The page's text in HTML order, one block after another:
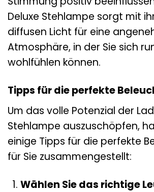
Deluxe Stehlampe sorgt mit
diffusen Licht für eine
Atmosphäre, in der Sie sich
wohlfühlen können.
Tipps für die perfekte
Um das volle Potenzial der
Stehlampe auszuschöpfen,
einige Tipps für die perfekte
für Sie zusammengestellt:
Wählen Sie das richtige